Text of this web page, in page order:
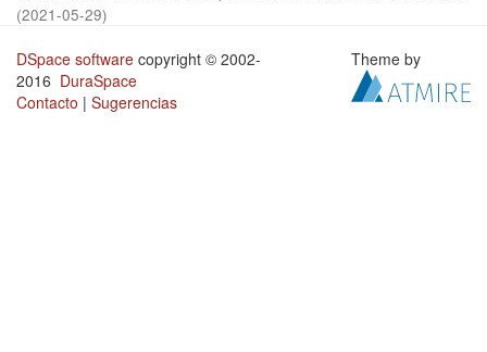
(2021-05-29)
DSpace software copyright © 2002-
2016 DuraSpace
Contacto | Sugerencias
Theme by